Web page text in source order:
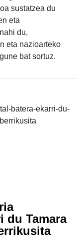
sustatzea du
eta
du,
eta nazioarteko
bat sortuz.
du Tamara